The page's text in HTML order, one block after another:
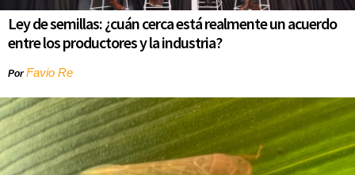
Ley de semillas: ¿cuán cerca está realmente un acuerdo
entre los productores y la industria?
PorFavio Re